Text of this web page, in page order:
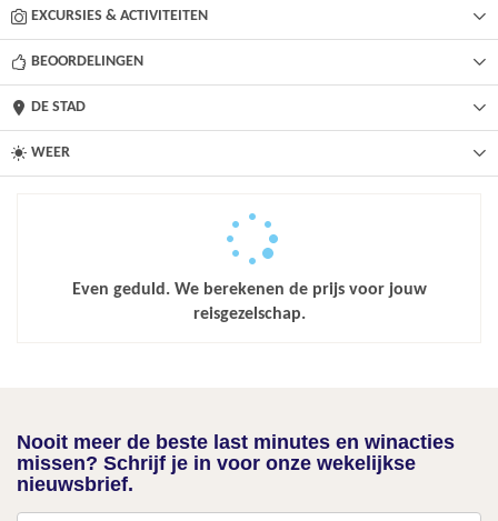
EXCURSIES & ACTIVITEITEN
BEOORDELINGEN
DE STAD
WEER
Even geduld. We berekenen de prijs voor jouw
reisgezelschap.
Nooit meer de beste last minutes en winacties
missen? Schrijf je in voor onze wekelijkse
nieuwsbrief.